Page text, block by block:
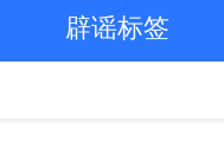
辟谣标签